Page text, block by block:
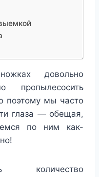
довольно
пропылесосить
поэтому мы часто
глаза — обещая,
по ним как-
количество